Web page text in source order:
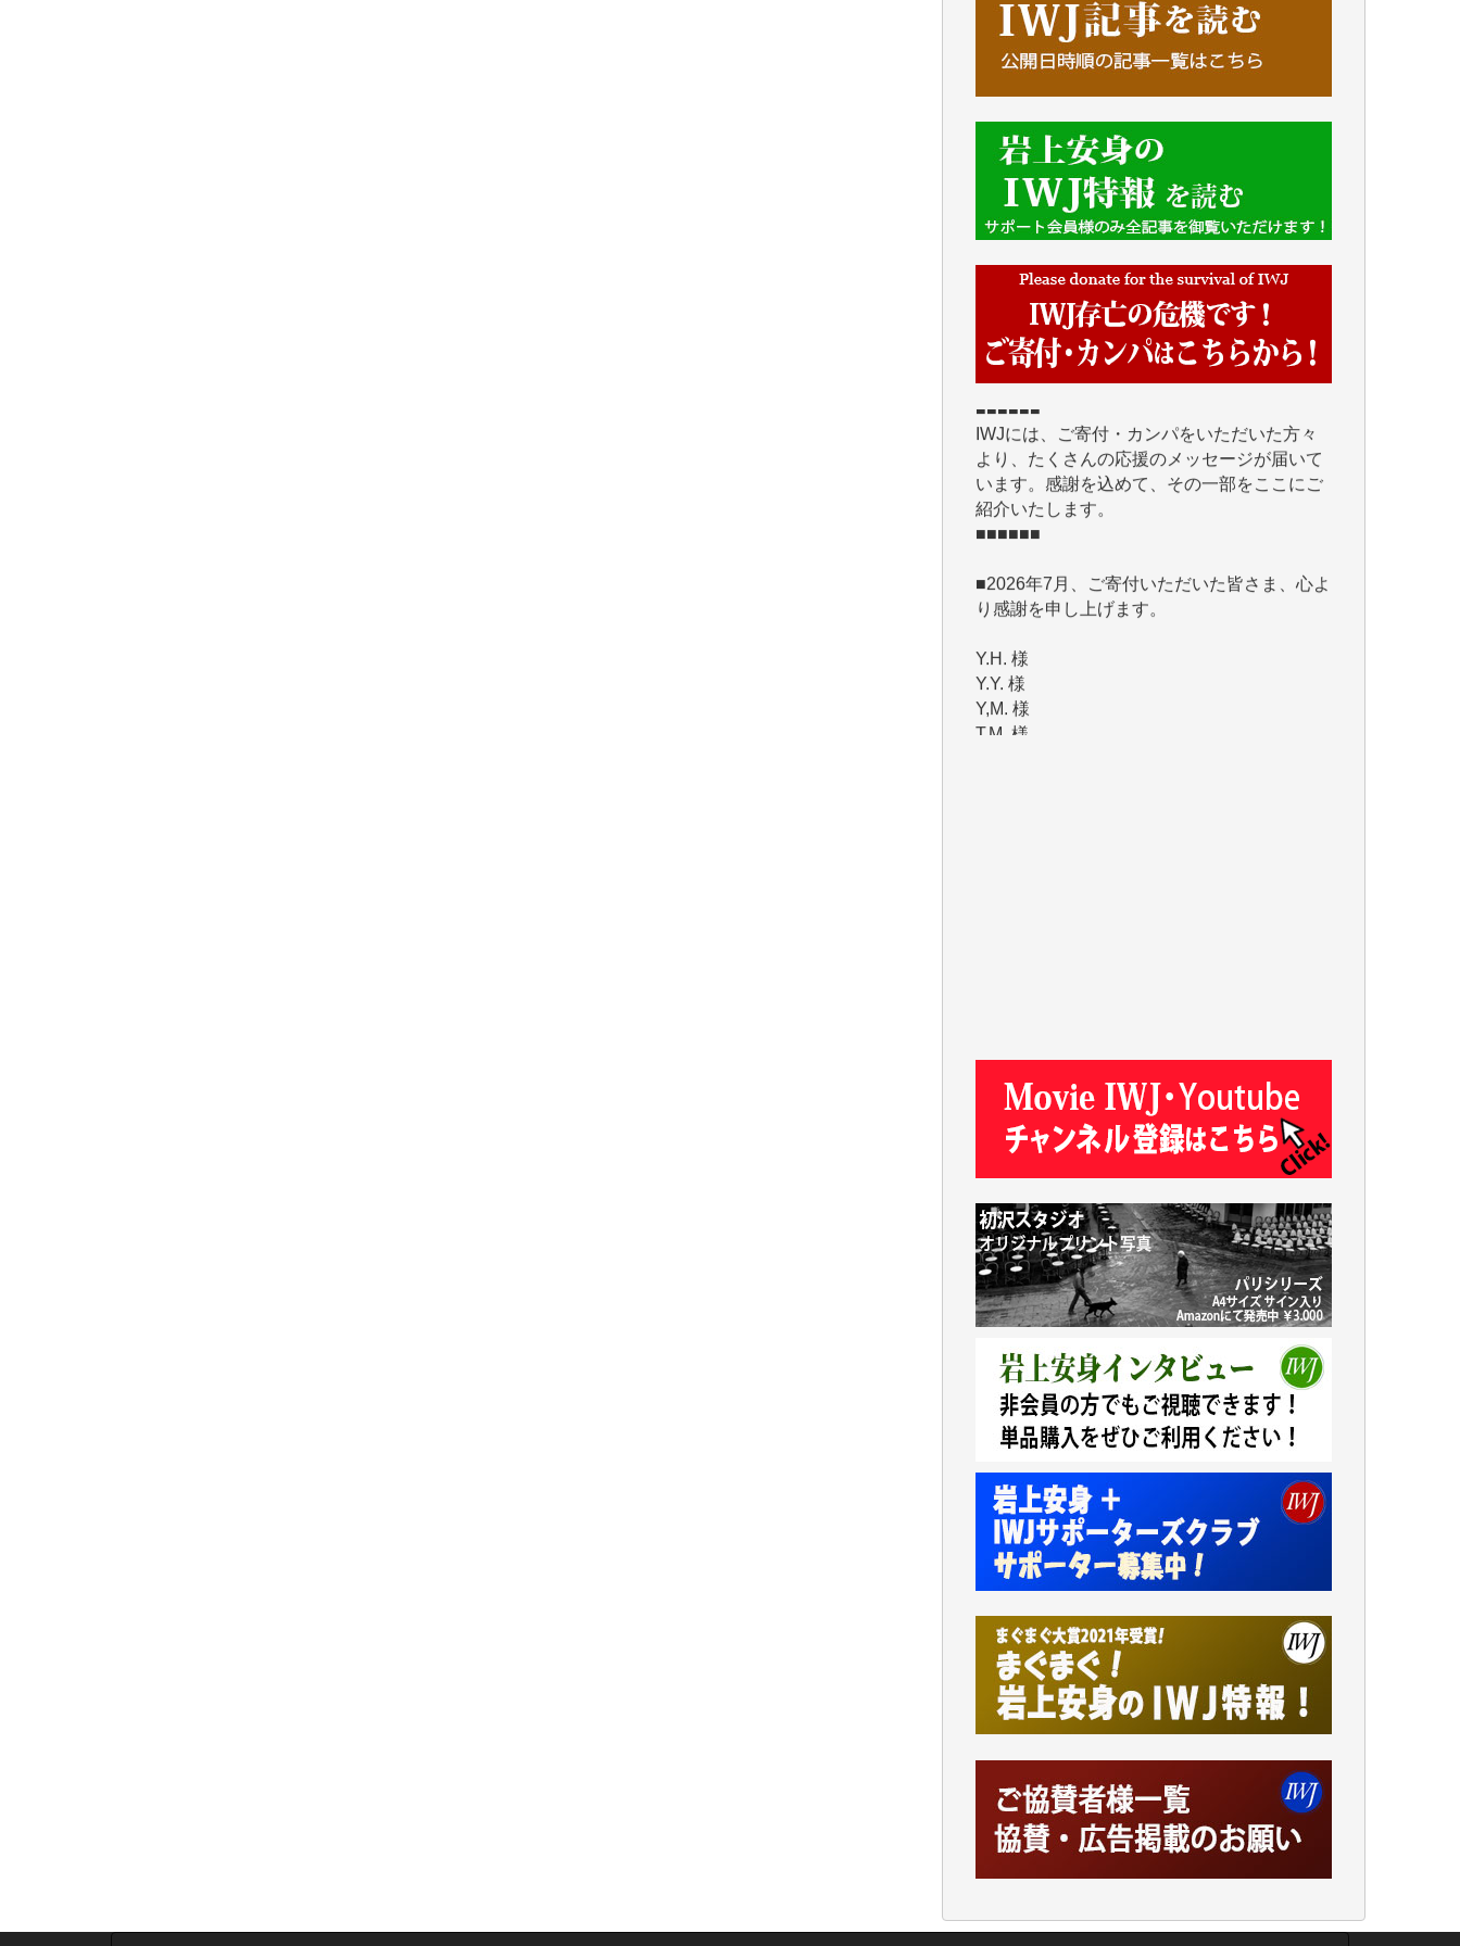
■■■■■■
IWJには、ご寄付・カンパをいただいた方々
より、たくさんの応援のメッセージが届いて
います。感謝を込めて、その一部をここにご
紹介いたします。
■■■■■■
■2026年7月、ご寄付いただいた皆さま、心よ
Y.H. 様
Y,M. 様
T.M. 様
マツモト ヤスアキ 様
マシオン 恵美香 様
Y.T. 様
T.K. 様
ASAKO TAKAESU 様
マシオン恵美香 様
平野智生 様
山本賢二 様
吉住俊昭 様
徳山匡 様
金 盛起 様
塩川 晃平 様
松本益美 様
及川昭男 様
岩井祐子 様
藤田英之 様
藤岡比左志 様
小池説夫 様
アオキカナメ 様
諸般の事情によりIWJ会費払えず今は非会員
です。市民側に立つ講演会にIWJのカメラマ
われるのはあまりにもったいない。少しでも
お役立てください。（H.O.様）
今日、僅かですがカンパしました。（T.M.
様）
今日、僅かですがカンパしました。IWJの危
機を乗り切るには到底及ばない額ですが病気
の妻を抱えている私にとっては精一杯のカン
パです。
かねてよりIWJが発してきた膨大な取材記事
ューは大袈裟ではなく、極めて重要な知的財